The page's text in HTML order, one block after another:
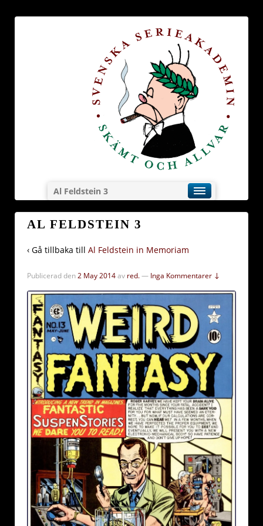
Al Feldstein 3
AL FELDSTEIN 3
‹ Gå tillbaka till Al Feldstein in Memoriam
Publicerad den2 May 2014av red.— Inga Kommentarer ↓